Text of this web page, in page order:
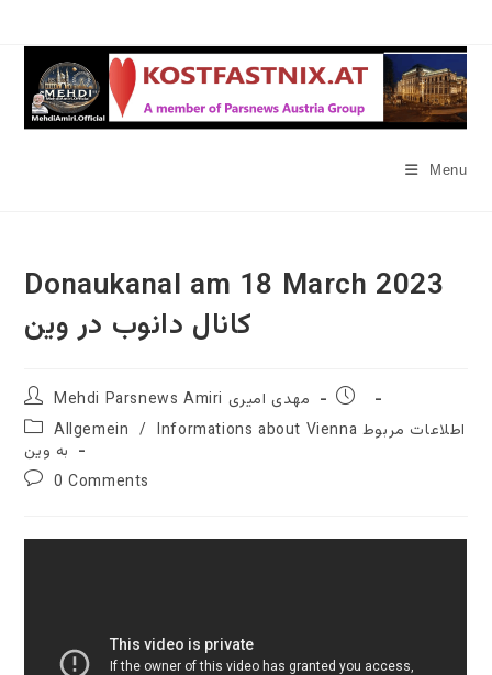
content
Menu
Donaukanal am 18 March 2023
کانال دانوب در وین
Post
author:
Mehdi Parsnews Amiri مهدی امیری
Post
Post
category:
Allgemein / Informations about Vienna اطلاعات مربوط
به وین
Post0 Comments